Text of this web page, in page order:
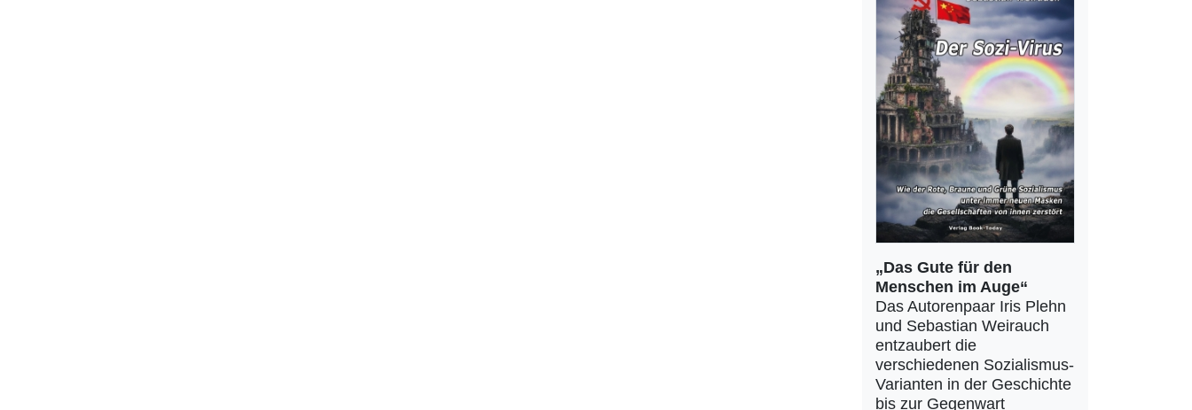
„Das Gute für den
Menschen im Auge“
Das Autorenpaar Iris Plehn
und Sebastian Weirauch
entzaubert die
verschiedenen Sozialismus-
Varianten in der Geschichte
bis zur Gegenwart